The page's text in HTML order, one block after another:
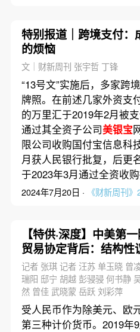
特别报道｜跨境支付：
的烦恼
文｜财新周刊 张宇哲 丁锋
“13号文”实施后，多家跨
牌照。在前述几家外资支
的万里汇于2019年2月被
通过其全资子公司美银宝
限公司收购国付宝信息科
月获人民银行批复，后更
于2023年3月通过全资收
2024年7月20日 · 《财新周刊
【特供·深度】中美第
贸易协定背后：结构性
已破冰
记者 张琪 记者 汪苏 单玉晓 曾
瑞阳 邸宁 胡越 彭骎骎 何书静
然 曾佳 武晓蒙 岳跃 刘彩萍
受人民币作为除美元、欧
第三种计价货币。2019年